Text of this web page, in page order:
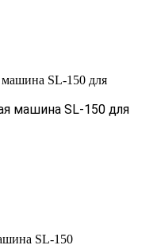
машина SL-150 для
машина SL-150 для
SL-150